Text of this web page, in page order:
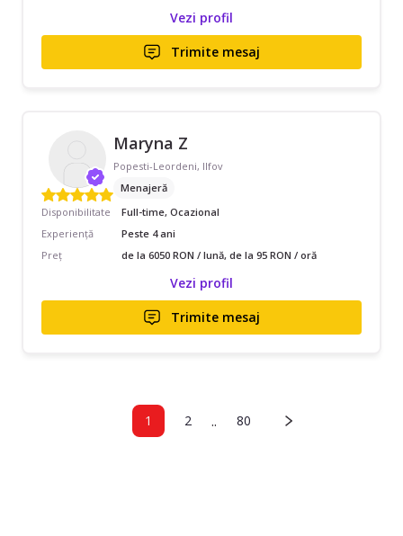
Vezi profil
Trimite mesaj
Maryna Z
Popesti-Leordeni, Ilfov
Menajeră
Disponibilitate
Full-time, Ocazional
Experiență
Peste 4 ani
Preț
de la 6050 RON / lună, de la 95 RON / oră
Vezi profil
Trimite mesaj
1 2 .. 80